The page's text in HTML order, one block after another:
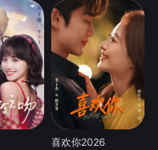
喜欢你2026